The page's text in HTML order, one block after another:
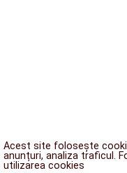
Acest site folosește
anunțuri, analiza traficul.
utilizarea cookies